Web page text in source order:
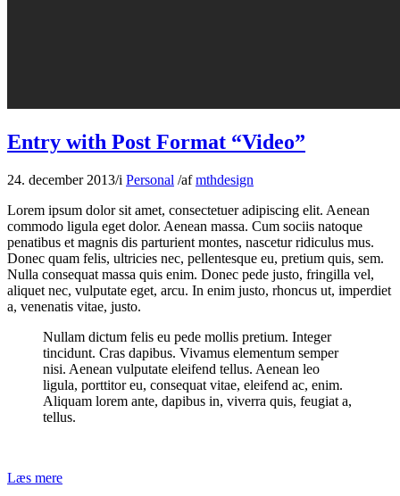
Entry with Post Format “Video”
24. december 2013/i Personal /afmthdesign
Lorem ipsum dolor sit amet, consectetuer adipiscing elit. Aenean
commodo ligula eget dolor. Aenean massa. Cum sociis natoque
penatibus et magnis dis parturient montes, nascetur ridiculus mus.
Donec quam felis, ultricies nec, pellentesque eu, pretium quis, sem.
Nulla consequat massa quis enim. Donec pede justo, fringilla vel,
aliquet nec, vulputate eget, arcu. In enim justo, rhoncus ut, imperdiet
a, venenatis vitae, justo.
Nullam dictum felis eu pede mollis pretium. Integer
tincidunt. Cras dapibus. Vivamus elementum semper
nisi. Aenean vulputate eleifend tellus. Aenean leo
ligula, porttitor eu, consequat vitae, eleifend ac, enim.
Aliquam lorem ante, dapibus in, viverra quis, feugiat a,
tellus.
Læs mere